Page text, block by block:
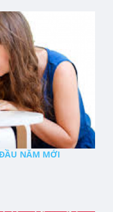
NĂM MỚI